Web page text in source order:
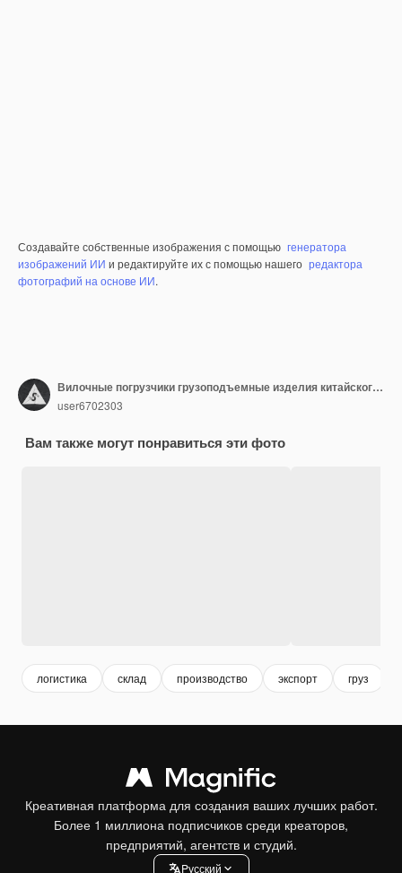
Создавайте собственные изображения с помощью генератора
изображений ИИ и редактируйте их с помощью нашего редактора
фотографий на основе ИИ.
Вилочные погрузчики грузоподъемные изделия китайского производства на складе
user6702303
Вам также могут понравиться эти фото
логистика склад производство экспорт груз
Креативная платформа для создания ваших лучших работ.
Более 1 миллиона подписчиков среди креаторов,
предприятий, агентств и студий.
Pусский